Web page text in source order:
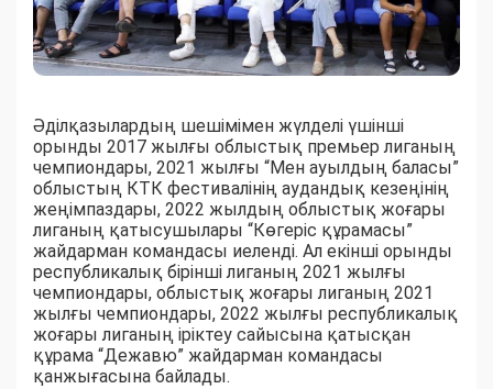
Әділқазылардың шешімімен жүлделі үшінші
орынды 2017 жылғы облыстық премьер лиганың
чемпиондары, 2021 жылғы “Мен ауылдың баласы”
облыстың КТК фестивалінің аудандық кезеңінің
жеңімпаздары, 2022 жылдың облыстық жоғары
лиганың қатысушылары “Көгеріс құрамасы”
жайдарман командасы иеленді. Ал екінші орынды
республикалық бірінші лиганың 2021 жылғы
чемпиондары, облыстық жоғары лиганың 2021
жылғы чемпиондары, 2022 жылғы республикалық
жоғары лиганың іріктеу сайысына қатысқан
құрама “Дежавю” жайдарман командасы
қанжығасына байлады.